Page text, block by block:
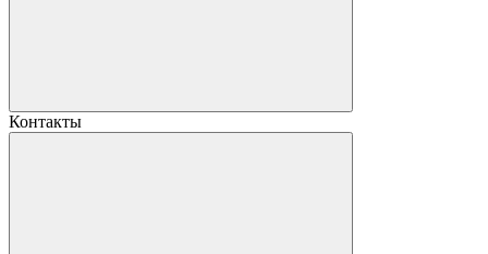
Контакты